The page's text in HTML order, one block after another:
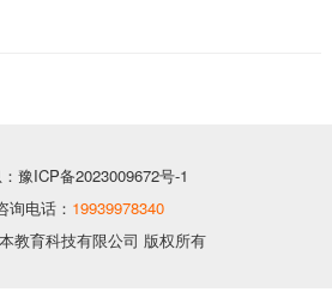
豫ICP备2023009672号-1
询电话： 19939978340
教育科技有限公司 版权所有